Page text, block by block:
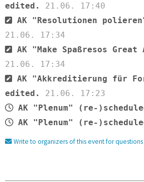
edited.
21.06. 17:40
AK "Resolutionen
21.06. 17:34
AK "Make Spaßresos
21.06. 17:34
AK "Akkreditierung für
edited.
21.06. 17:23
AK "Plenum" (re-
AK "Plenum" (re-
Write to organizers of this event for